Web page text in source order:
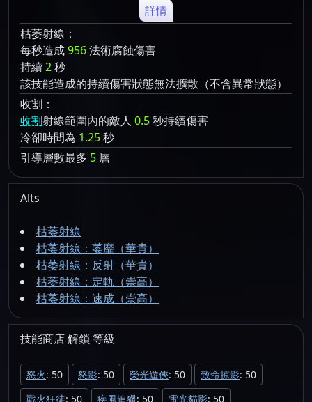
詳情
枯萎射線：
每秒造成956法術腐蝕傷害
持續2秒
該技能造成的持續傷害狀態無法擴散（不含異常狀態）
收割：
收割射線範圍內的敵人 0.5秒持續傷害
冷卻時間為 1.25秒
引導層數最多 5 層
Alts
枯萎射線
枯萎射線：萎靡（華貴）
枯萎射線：反射（華貴）
枯萎射線：定軌（崇高）
枯萎射線：速成（崇高）
技能商店解鎖 等級
怒火: 50 怒影: 50 榮光遊俠: 50 致命掠影: 50
戰火狂徒: 50 疾風追獵: 50 電光貓影: 50